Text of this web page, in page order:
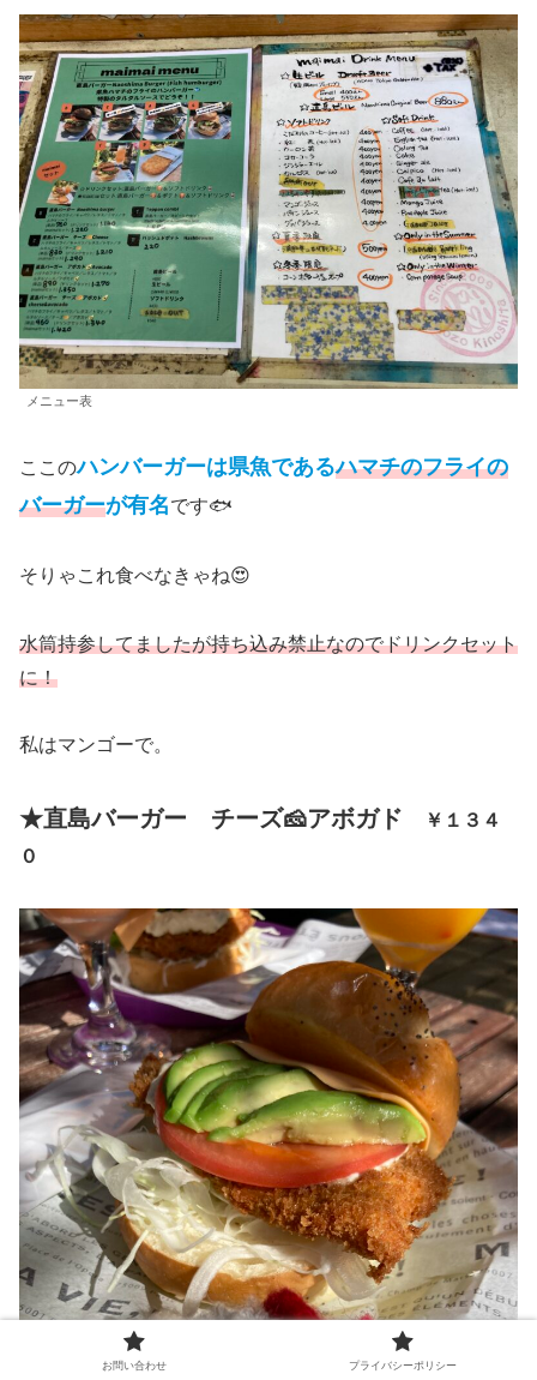
メニュー表
ここのハンバーガーは県魚であるハマチのフライの
バーガーが有名です🐟
そりゃこれ食べなきゃね😍
水筒持参してましたが持ち込み禁止なのでドリンクセット
に！
私はマンゴーで。
★直島バーガー チーズ🧀アボガド
￥１３４
０
お問い合わせ プライバシーポリシー